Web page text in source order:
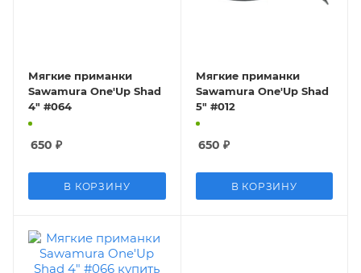
Мягкие приманки
Sawamura One'Up Shad
4" #064
650 ₽
В КОРЗИНУ
Мягкие приманки
Sawamura One'Up Shad
5" #012
650 ₽
В КОРЗИНУ